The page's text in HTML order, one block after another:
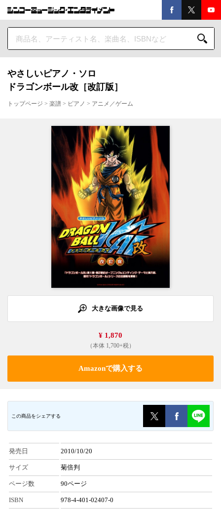
やさしいピアノ・ソロ
ドラゴンボール改［改訂版］
トップページ > 楽譜 > ピアノ > アニメ／ゲーム
大きな画像で見る
¥ 1,870
（本体 1,700+税）
Amazonで購入する
この商品をシェアする
発売日 2010/10/20
サイズ 菊倍判
ページ数 90ページ
ISBN 978-4-401-02407-0